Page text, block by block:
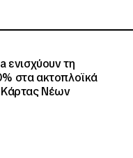
ενισχύουν τη
στα ακτοπλοϊκά
Κάρτας Νέων